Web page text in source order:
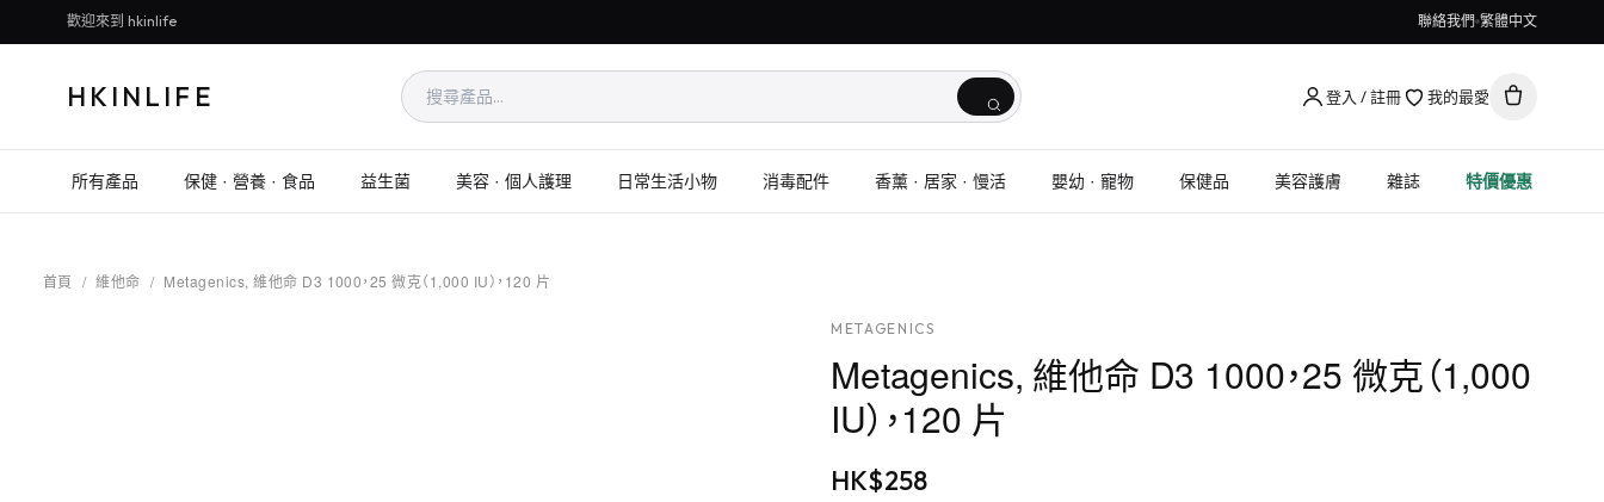
歡迎來到 hkinlife 聯絡我們 繁體中文
HKINLIFE 登入 / 註冊 我的最愛
所有產品 保健 · 營養 · 食品 益生菌 美容 · 個人護理 日常生活小物 消毒配件 香薰 · 居家 · 慢活 嬰幼 · 寵物 保健品 美容護膚 雜誌 特價優惠
首頁 / 維他命 / Metagenics, 維他命 D3 1000，25 微克（1,000 IU），120 片
METAGENICS
Metagenics, 維他命 D3 1000，25 微克（1,000
IU），120 片
HK$258